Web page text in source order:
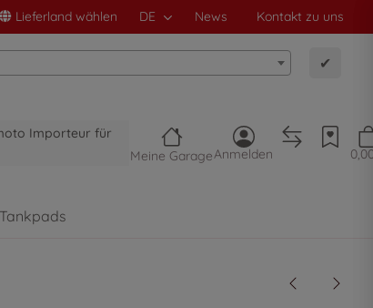
Lieferland wählen DE News Kontakt zu uns
✔
Importeur für
Meine GarageAnmelden